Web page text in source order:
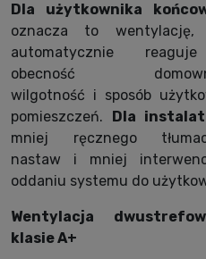
Dla użytkownika
oznacza to wentylację,
automatycznie
obecność
wilgotność i sposób
pomieszczeń.
Dla
mniej ręcznego
nastaw i mniej
oddaniu systemu do
Wentylacja
klasie A+